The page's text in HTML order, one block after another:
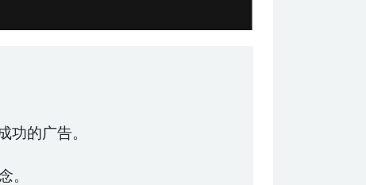
功的广告。
。